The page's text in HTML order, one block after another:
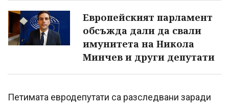
Европейският парламент
обсъжда дали да свали
имунитета на Никола
Минчев и други депутати
Петимата евродепутати са разследвани заради